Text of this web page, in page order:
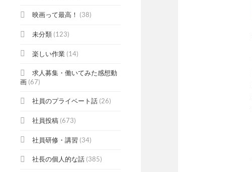
映画って最高！ (38)
未分類 (123)
楽しい作業 (14)
求人募集・働いてみた感想動
画 (67)
社員のプライベート話 (26)
社員投稿 (673)
社員研修・講習 (34)
社長の個人的な話 (385)